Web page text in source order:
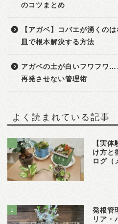
のコツまとめ
【アガベ】コバエが湧くの
皿で根本解決する方法
アガベの土が白いフワフワ…
再発させない管理術
よく読まれている記事
1
【実
け方と
ログ（
2
発根管
リア・